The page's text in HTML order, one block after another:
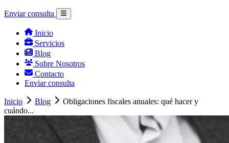
Enviar consulta
Inicio
Servicios
Blog
Sobre Nosotros
Contacto
Enviar consulta
Inicio Blog
Obligaciones fiscales anuales: qué hacer y
cuándo...